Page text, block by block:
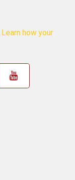
Learn how your